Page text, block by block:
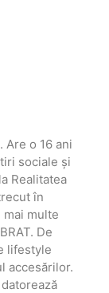
o 16 ani
sociale și
Realitatea
în
multe
De
lifestyle
accesărilor.